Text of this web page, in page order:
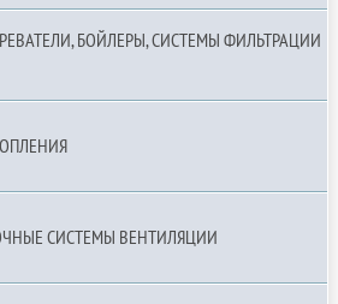
БОЙЛЕРЫ, СИСТЕМЫ ФИЛЬТРАЦИИ
СИСТЕМЫ ВЕНТИЛЯЦИИ